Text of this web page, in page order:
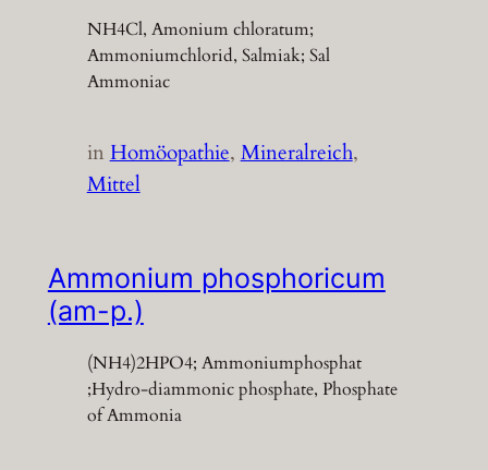
NH4Cl, Amonium chloratum;
Ammoniumchlorid, Salmiak; Sal
Ammoniac
inHomöopathie, Mineralreich
Mittel
Ammonium phosphoricum
(am-p.)
(NH4)2HPO4; Ammoniumphosphat
;Hydro-diammonic phosphate, Phosphate
of Ammonia